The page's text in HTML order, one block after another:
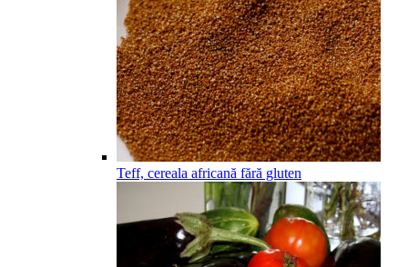
Teff, cereala africană fără gluten